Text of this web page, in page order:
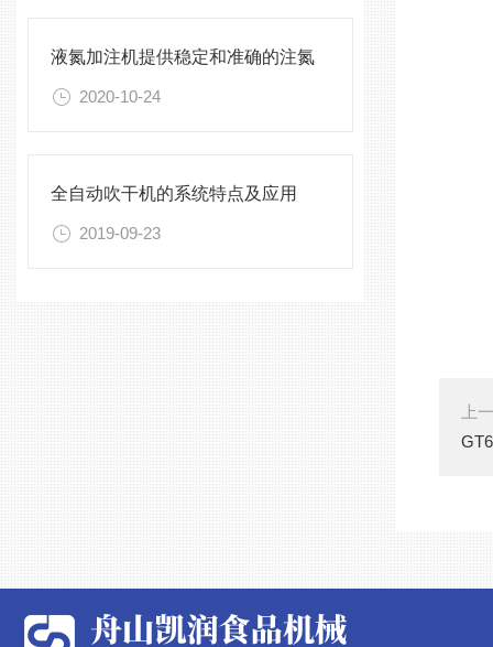
液氮加注机提供稳定和准确的注氮
2020-10-24
全自动吹干机的系统特点及应用
2019-09-23
上